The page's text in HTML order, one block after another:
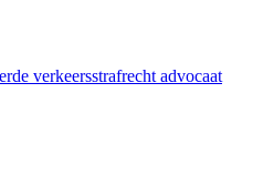
verkeersstrafrecht advocaat